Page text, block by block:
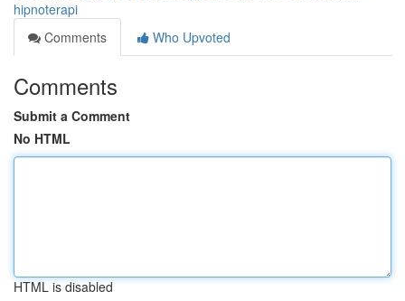
hipnoterapi
Comments
Who Upvoted
Comments
Submit a Comment
No HTML
HTML is disabled